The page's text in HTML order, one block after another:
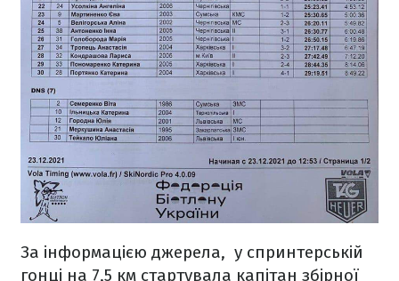
За інформацією джерела, у спринтерській
гонці на 7,5 км стартувала капітан збірної